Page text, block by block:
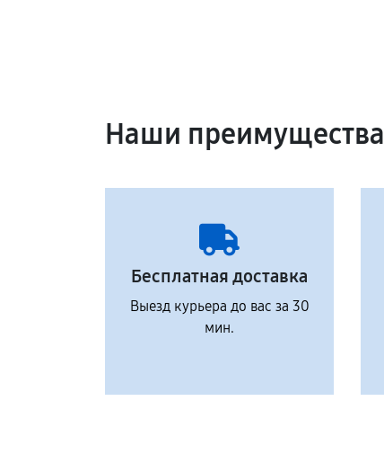
Наши преимущества
Бесплатная доставка
Выезд курьера до вас за 30
мин.